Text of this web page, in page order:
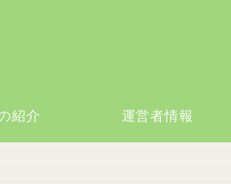
紹介 運営者情報